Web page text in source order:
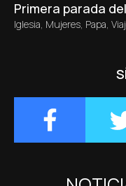
Primera parada
Iglesia, Mujeres, Papa,